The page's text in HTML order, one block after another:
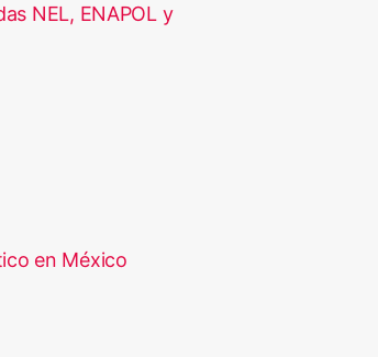
NEL, ENAPOL y
en México